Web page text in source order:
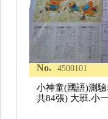
No. 4500101
小神童(國語)測
共84張) 大班.小